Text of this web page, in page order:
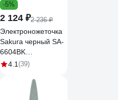
-5%
2 124 ₽2 236 ₽
Электроножеточка
Sakura черный SA-
6604BK
РТ-00000835
4.1 (39)